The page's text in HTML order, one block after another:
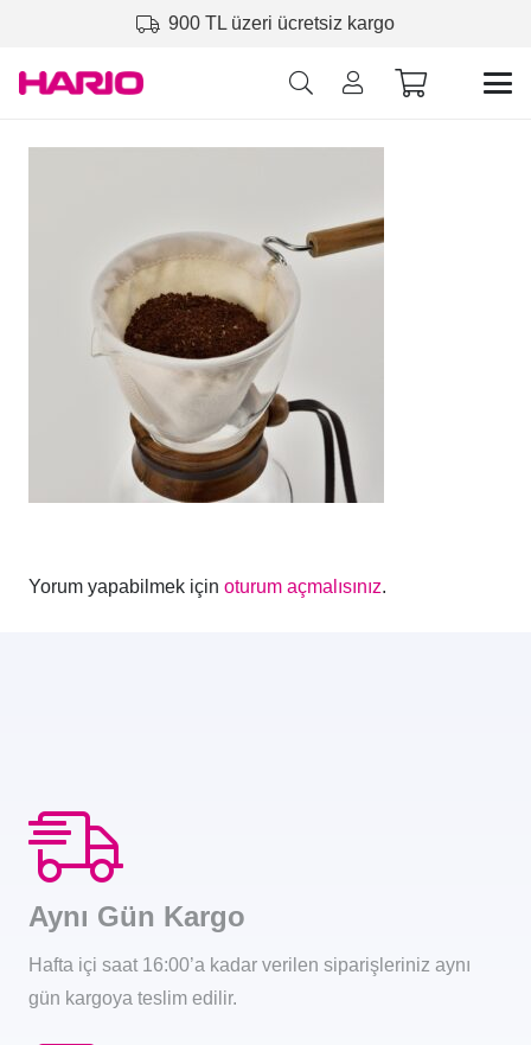
900 TL üzeri ücretsiz kargo
Yorum yapabilmek için oturum açmalısınız.
Aynı Gün Kargo
Hafta içi saat 16:00’a kadar verilen siparişleriniz aynı
gün kargoya teslim edilir.